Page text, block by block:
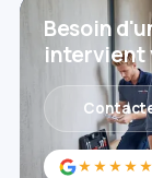
★★★★★
Besoin
intervient